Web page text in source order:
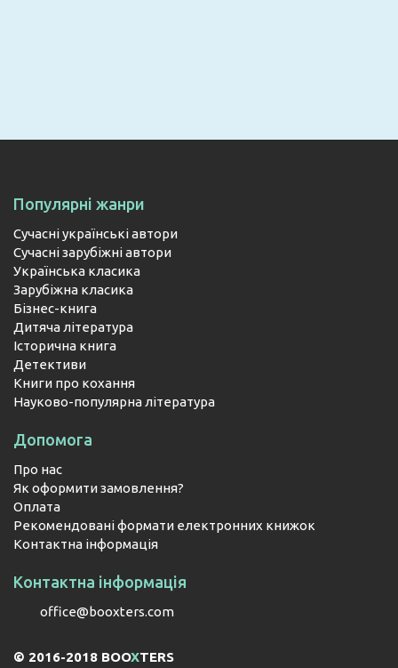
Популярні жанри
Сучасні українські автори
Сучасні зарубіжні автори
Українська класика
Зарубіжна класика
Бізнес-книга
Дитяча література
Історична книга
Детективи
Книги про кохання
Науково-популярна література
Допомога
Про нас
Як оформити замовлення?
Оплата
Рекомендовані формати електронних книжок
Контактна інформація
Контактна інформація
office@booxters.com
© 2016-2018 BOOXTERS